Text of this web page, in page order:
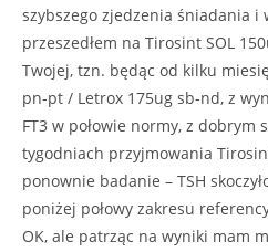
szybszego zjedzenia śniadania i
przeszedłem na Tirosint SOL
Twojej, tzn. będąc od kilku
pn-pt / Letrox 175ug sb-nd, z
FT3 w połowie normy, z dobrym
tygodniach przyjmowania
ponownie badanie – TSH
poniżej połowy zakresu
OK, ale patrząc na wyniki mam